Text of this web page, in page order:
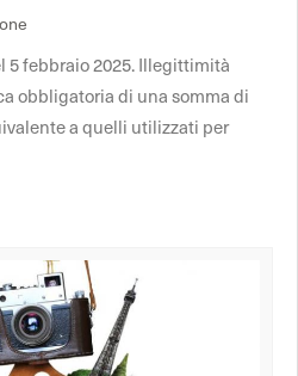
5 febbraio 2025. Illegittimità
obbligatoria di una somma di
a quelli utilizzati per